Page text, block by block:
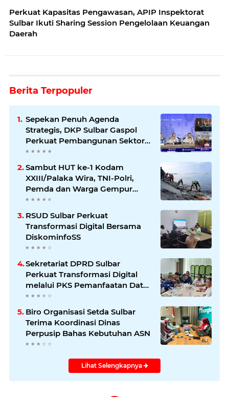
Perkuat Kapasitas Pengawasan, APIP Inspektorat
Sulbar Ikuti Sharing Session Pengelolaan Keuangan
Daerah
Berita Terpopuler
Sepekan Penuh Agenda
Strategis, DKP Sulbar Gaspol
Perkuat Pembangunan Sektor
Kelautan dan Perikanan
Sambut HUT ke-1 Kodam
XXIII/Palaka Wira, TNI-Polri,
Pemda dan Warga Gempur
Sampah di Pantai Bahari
RSUD Sulbar Perkuat
Transformasi Digital Bersama
DiskominfoSS
Sekretariat DPRD Sulbar
Perkuat Transformasi Digital
melalui PKS Pemanfaatan Data
Kependudukan
Biro Organisasi Setda Sulbar
Terima Koordinasi Dinas
Perpusip Bahas Kebutuhan ASN
Lihat Selengkapnya